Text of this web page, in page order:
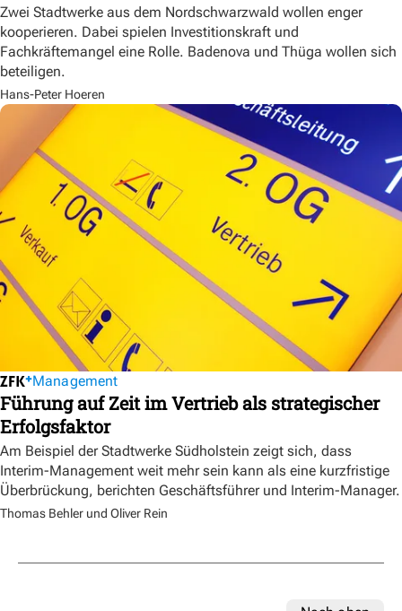
Zwei Stadtwerke aus dem Nordschwarzwald wollen enger
kooperieren. Dabei spielen Investitionskraft und
Fachkräftemangel eine Rolle. Badenova und Thüga wollen sich
beteiligen.
Hans-Peter Hoeren
Management
Führung auf Zeit im Vertrieb als strategischer
Erfolgsfaktor
Am Beispiel der Stadtwerke Südholstein zeigt sich, dass
Interim-Management weit mehr sein kann als eine kurzfristige
Überbrückung, berichten Geschäftsführer und Interim-Manager.
Thomas Behler und Oliver Rein